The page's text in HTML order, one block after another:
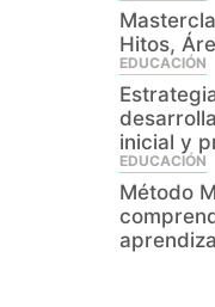
Hitos,
EDUCACIÓN
inicial y
EDUCACIÓN
Método